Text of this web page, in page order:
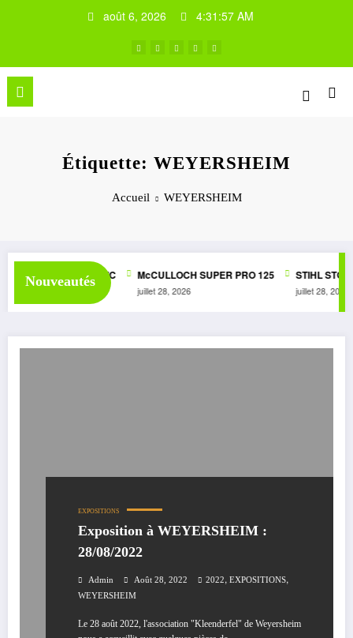
août 6, 2026 4:31:57 AM
Étiquette: WEYERSHEIM
Accueil WEYERSHEIM
Nouveautés
1050 AUTOMATIC McCULLOCH SUPER PRO 125
juillet 28, 2026
STIHL STG1
juillet 28, 2026
EXPOSITIONS
Exposition à WEYERSHEIM :
28/08/2022
Admin Août 28, 2022 2022, EXPOSITIONS,
WEYERSHEIM
Le 28 août 2022, l'association "Kleenderfel" de Weyersheim